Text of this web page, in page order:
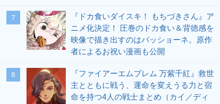
7
『ドカ食いダイスキ！ もちづきさん』ア
ニメ化決定！ 圧巻のドカ食い＆背徳感を
映像で描き出すのはパッショーネ。原作
者によるお祝い漫画も公開
8
『ファイアーエムブレム 万紫千紅』救世
主とともに戦う、運命を変えうる力と宿
命を持つ4人の戦士まとめ（カイ／ディ